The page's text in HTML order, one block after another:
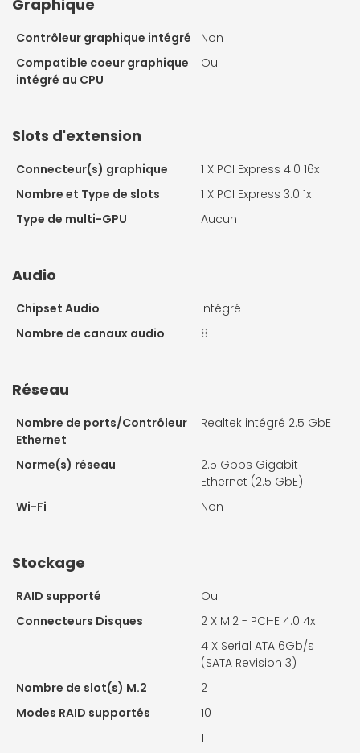
Graphique
Contrôleur graphique intégré
Non
Compatible coeur graphique
intégré au CPU
Oui
Slots d'extension
Connecteur(s) graphique 1 X PCI Express 4.0 16x
Nombre et Type de slots
1 X PCI Express 3.0 1x
Type de multi-GPU
Aucun
Audio
Chipset Audio
Intégré
Nombre de canaux audio
8
Réseau
Nombre de ports/Contrôleur
Ethernet
Realtek intégré 2.5 GbE
Norme(s) réseau
2.5 Gbps Gigabit
Ethernet (2.5 GbE)
Wi-Fi
Non
Stockage
RAID supporté
Oui
Connecteurs Disques
2 X M.2 - PCI-E 4.0 4x
4 X Serial ATA 6Gb/s
(SATA Revision 3)
Nombre de slot(s) M.2
2
Modes RAID supportés
10
1